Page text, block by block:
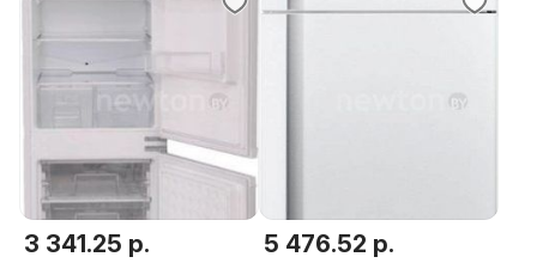
3 341.25 р. 5 476.52 р.